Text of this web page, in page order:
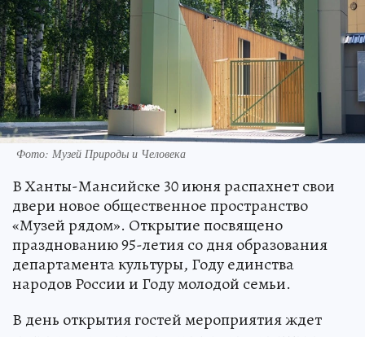
Фото: Музей Природы и Человека
В Ханты-Мансийске 30 июня распахнет свои
двери новое общественное пространство
«Музей рядом». Открытие посвящено
празднованию 95-летия со дня образования
департамента культуры, Году единства
народов России и Году молодой семьи.